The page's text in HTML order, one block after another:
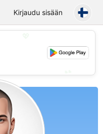
Kirjaudu sisään